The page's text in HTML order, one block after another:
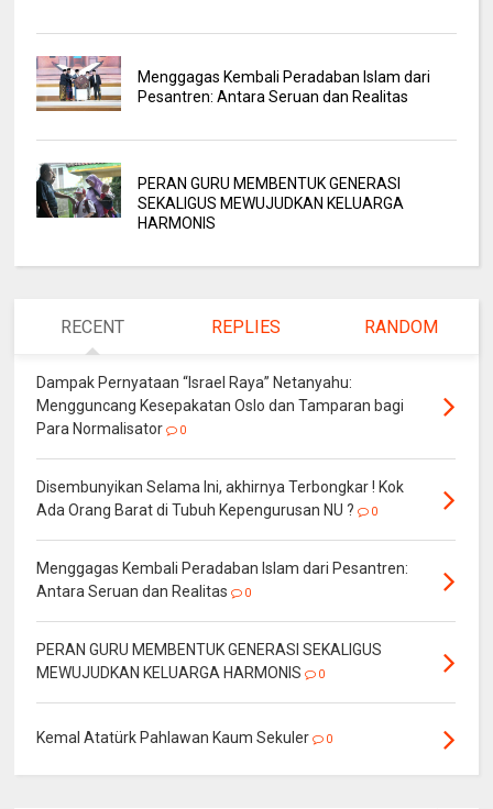
Menggagas Kembali Peradaban Islam dari
Pesantren: Antara Seruan dan Realitas
PERAN GURU MEMBENTUK GENERASI
SEKALIGUS MEWUJUDKAN KELUARGA
HARMONIS
RECENT REPLIES RANDOM
Dampak Pernyataan “Israel Raya” Netanyahu:
Mengguncang Kesepakatan Oslo dan Tamparan bagi
Para Normalisator
0
Disembunyikan Selama Ini, akhirnya Terbongkar ! Kok
Ada Orang Barat di Tubuh Kepengurusan NU ?
0
Menggagas Kembali Peradaban Islam dari Pesantren:
Antara Seruan dan Realitas
0
PERAN GURU MEMBENTUK GENERASI SEKALIGUS
MEWUJUDKAN KELUARGA HARMONIS
0
Kemal Atatürk Pahlawan Kaum Sekuler 0